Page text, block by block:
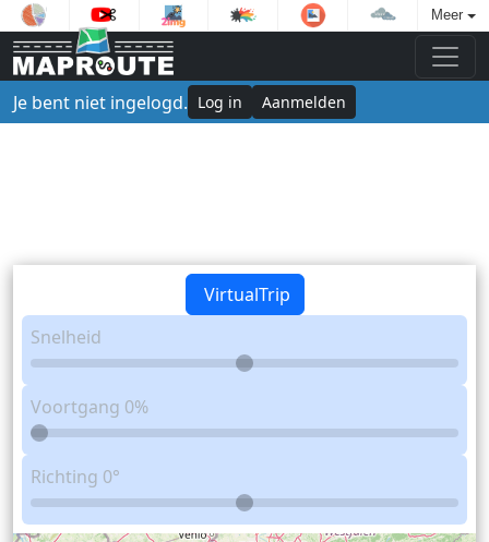
Meer
Je bent niet ingelogd. Log in Aanmelden
VirtualTrip
Snelheid
Voortgang 0%
Richting 0°